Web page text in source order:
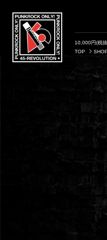
10,000円(税
TOP